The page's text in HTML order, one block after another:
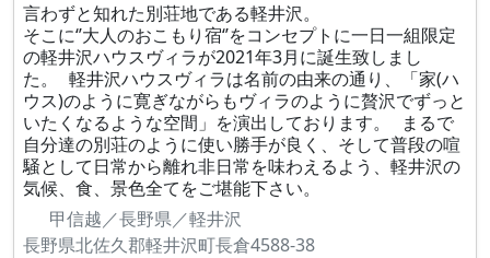
言わずと知れた別荘地である軽井沢。
そこに‘’大人のおこもり宿‘’をコンセプトに一日一組限定
の軽井沢ハウスヴィラが2021年3月に誕生致しまし
た。 軽井沢ハウスヴィラは名前の由来の通り、「家(ハ
ウス)のように寛ぎながらもヴィラのように贅沢でずっと
いたくなるような空間」を演出しております。 まるで
自分達の別荘のように使い勝手が良く、そして普段の喧
騒として日常から離れ非日常を味わえるよう、軽井沢の
気候、食、景色全てをご堪能下さい。
甲信越／長野県／軽井沢
長野県北佐久郡軽井沢町長倉4588-38